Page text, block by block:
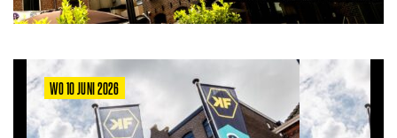
WO 10 JUNI 2026